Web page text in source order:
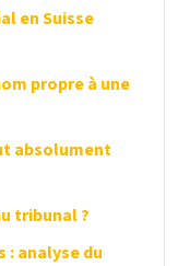
en Suisse
propre à une
absolument
tribunal ?
: analyse du